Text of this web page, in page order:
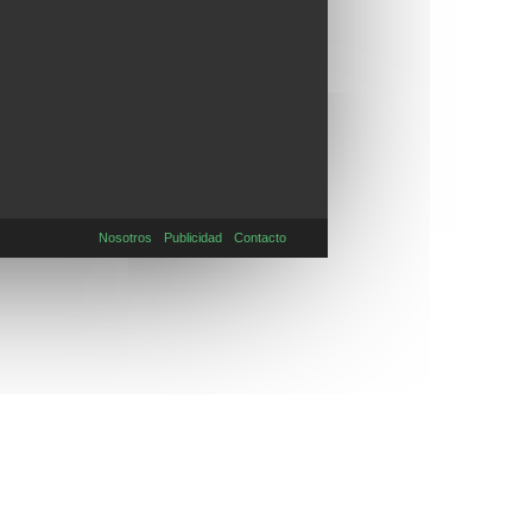
Nosotros Publicidad Contacto